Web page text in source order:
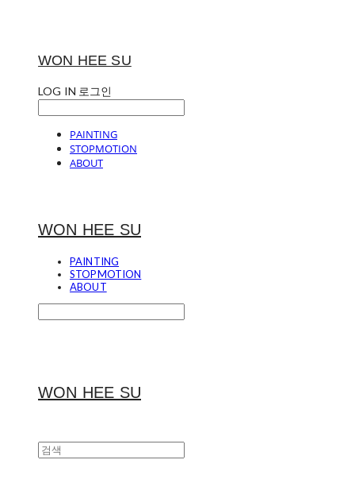
WON HEE SU
LOG IN 로그인
PAINTING
STOPMOTION
ABOUT
WON HEE SU
PAINTING
STOPMOTION
ABOUT
WON HEE SU